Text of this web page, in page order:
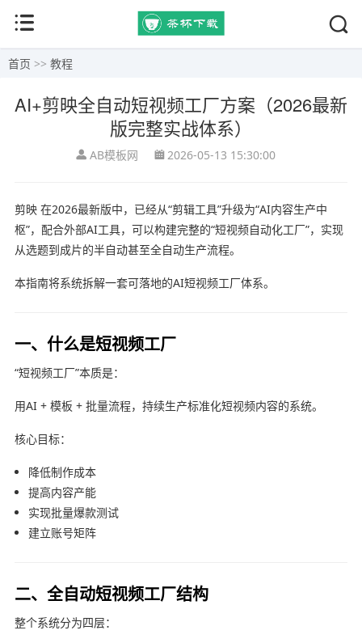
首页 >> 教程
AI+剪映全自动短视频工厂方案（2026最新
版完整实战体系）
AB模板网 2026-05-13 15:30:00
剪映在2026最新版中，已经从“剪辑工具”升级为“AI内容生产中
枢”，配合外部AI工具，可以构建完整的“短视频自动化工厂”，实现
从选题到成片的半自动甚至全自动生产流程。
本指南将系统拆解一套可落地的AI短视频工厂体系。
一、什么是短视频工厂
“短视频工厂”本质是：
用AI + 模板 + 批量流程，持续生产标准化短视频内容的系统。
核心目标：
降低制作成本
提高内容产能
实现批量爆款测试
建立账号矩阵
二、全自动短视频工厂结构
整个系统分为四层：